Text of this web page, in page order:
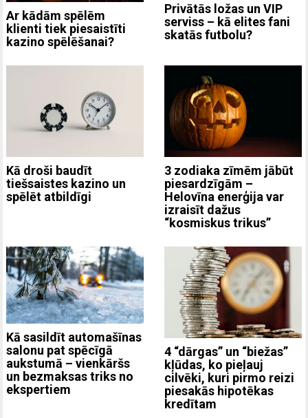
Ar kādām spēlēm
klienti tiek piesaistīti
kazino spēlēšanai?
Privātās ložas un VIP
serviss – kā elites fani
skatās futbolu?
Kā droši baudīt
tiešsaistes kazino un
spēlēt atbildīgi
3 zodiaka zīmēm jābūt
piesardzīgām –
Helovīna enerģija var
izraisīt dažus
“kosmiskus trikus”
Kā sasildīt automašīnas
salonu pat spēcīgā
aukstumā – vienkāršs
un bezmaksas triks no
ekspertiem
4 “dārgas” un “biežas”
kļūdas, ko pieļauj
cilvēki, kuri pirmo reizi
piesakās hipotēkas
kredītam